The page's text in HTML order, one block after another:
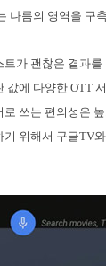
나름의 영역을 구
가 괜찮은 결과
값에 다양한 OTT
로 쓰는 편의성은
기 위해서 구글TV